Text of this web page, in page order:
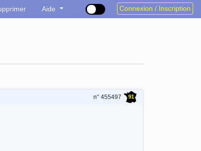
Aide Connexion / Inscription
n° 455497 91